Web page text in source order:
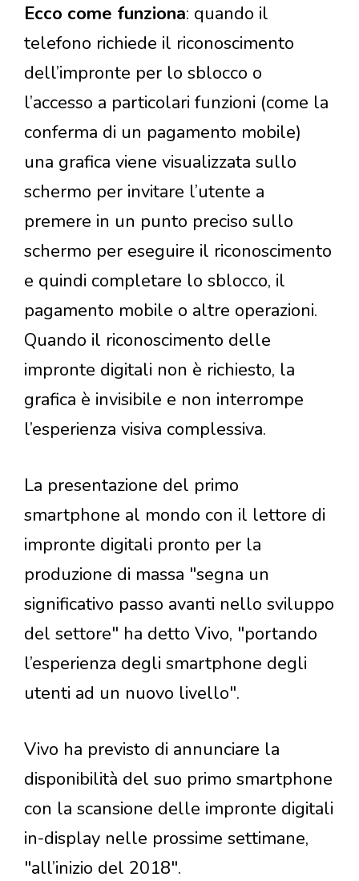
Ecco come funziona: quando il
telefono richiede il riconoscimento
dell’impronte per lo sblocco o
l’accesso a particolari funzioni (come la
conferma di un pagamento mobile)
una grafica viene visualizzata sullo
schermo per invitare l’utente a
premere in un punto preciso sullo
schermo per eseguire il riconoscimento
e quindi completare lo sblocco, il
pagamento mobile o altre operazioni.
Quando il riconoscimento delle
impronte digitali non è richiesto, la
grafica è invisibile e non interrompe
l’esperienza visiva complessiva.
La presentazione del primo
smartphone al mondo con il lettore di
impronte digitali pronto per la
produzione di massa "segna un
significativo passo avanti nello sviluppo
del settore" ha detto Vivo, "portando
l’esperienza degli smartphone degli
utenti ad un nuovo livello".
Vivo ha previsto di annunciare la
disponibilità del suo primo smartphone
con la scansione delle impronte digitali
in-display nelle prossime settimane,
"all’inizio del 2018".